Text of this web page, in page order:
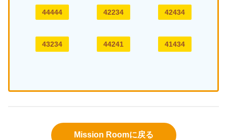
44444
43234
42234
44241
42434
41434
Mission Roomに戻る